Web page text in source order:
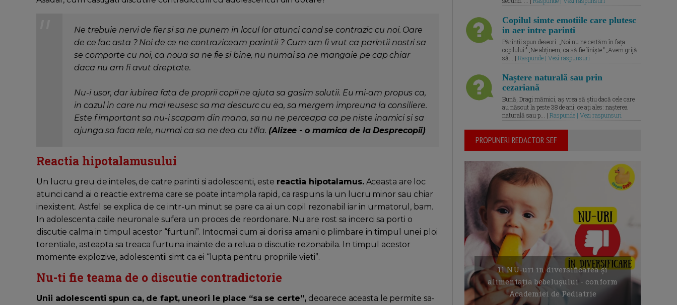
Ne trebuie nervi de fier si sa ne punem in locul lor atunci cand se contrazic cu noi. Oare
de ce fac asta ? Noi de ce ne contraziceam parintii ? Cum am fi vrut ca parintii nostri sa
se comporte cu noi, ca noua sa ne fie si bine, nu numai sa ne mangaie pe cap chiar
daca nu am fi avut dreptate.
Nu-i usor, dar iubirea fata de proprii copii ne ajuta sa gasim solutii. Eu mi-am propus ca,
in cazul in care nu mai reusesc sa ma descurc cu ea, sa mergem impreuna la consiliere.
Este f important sa nu-i scapam din mana, sa nu ne perceapa ca pe niste inamici si sa
ajunga sa faca rele, numai ca sa ne dea cu tifla. (Alizee - o mamica de la Desprecopii)
Reactia hipotalamusului
Un lucru greu de inteles, de catre parinti si adolescenti, este reactia hipotalamus.Aceasta are loc
atunci cand ai o reactie extrema care se poate intampla rapid, ca raspuns la un lucru minor sau chiar
inexistent. Astfel se explica de ce intr-un minut se pare ca ai un copil rezonabil iar in urmatorul, bam.
In adolescenta caile neuronale sufera un proces de reordonare. Nu are rost sa incerci sa porti o
discutie calma in timpul acestor “furtuni”. Intocmai cum ai dori sa amani o plimbare in timpul unei ploi
torentiale, asteapta sa treaca furtuna inainte de a relua o discutie rezonabila. In timpul acestor
momente explozive, adolescentii simt ca ei “lupta pentru propriile vieti”.
Nu-ti fie teama de o discutie contradictorie
Unii adolescenti spun ca, de fapt, uneori le place “sa se certe”, deoarece aceasta le permite sa-
Copilul simte emotiile care plutesc
in aer intre parinti
Părinții spun deseori: „Noi nu ne certăm în fața
copilului.” „Ne abținem, ca să fie liniște.” „Avem grijă
să... | Raspunde | Vezi raspunsuri
Naștere naturală sau prin
cezariană
Bună, Dragi mămici, aș vrea să știu dacă cele care
au născut la peste 38 de ani, ce ați ales: nașterea
naturală sau p... | Raspunde | Vezi raspunsuri
PROPUNERI REDACTOR SEF
11 NU-uri in diversificarea și
alimentația bebelușului - conform
Academiei de Pediatrie